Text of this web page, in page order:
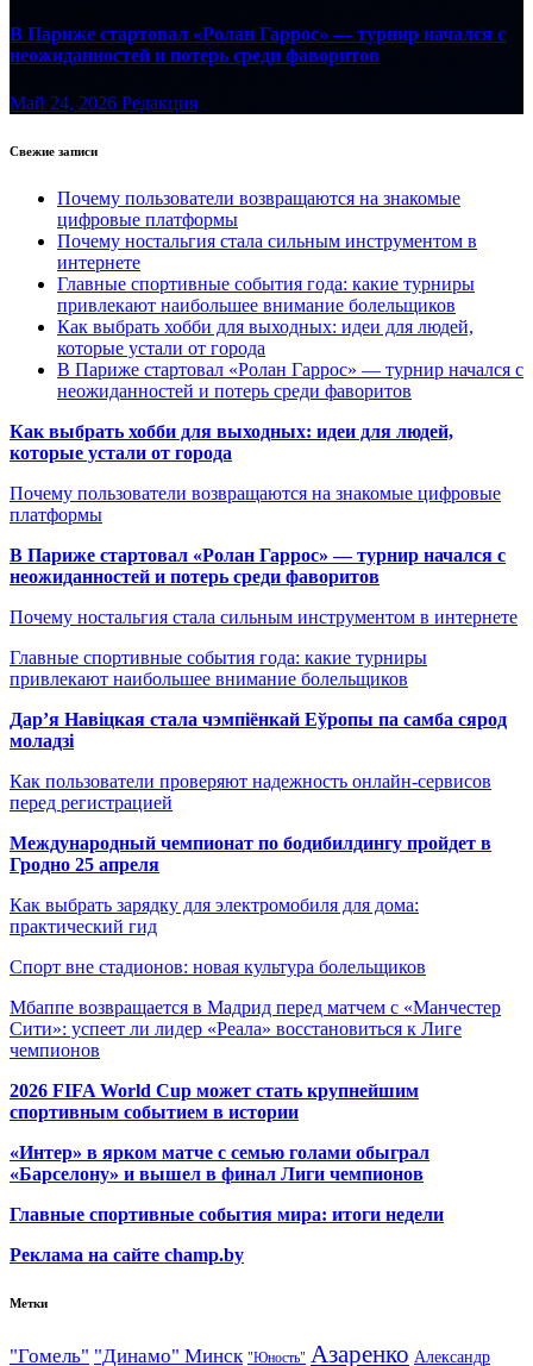
В Париже стартовал «Ролан Гаррос» — турнир начался с
неожиданностей и потерь среди фаворитов
Май 24, 2026 Редакция
Свежие записи
Почему пользователи возвращаются на знакомые
цифровые платформы
Почему ностальгия стала сильным инструментом в
интернете
Главные спортивные события года: какие турниры
привлекают наибольшее внимание болельщиков
Как выбрать хобби для выходных: идеи для людей,
которые устали от города
В Париже стартовал «Ролан Гаррос» — турнир начался с
неожиданностей и потерь среди фаворитов
Как выбрать хобби для выходных: идеи для людей,
которые устали от города
Почему пользователи возвращаются на знакомые цифровые
платформы
В Париже стартовал «Ролан Гаррос» — турнир начался с
неожиданностей и потерь среди фаворитов
Почему ностальгия стала сильным инструментом в интернете
Главные спортивные события года: какие турниры
привлекают наибольшее внимание болельщиков
Дар’я Навіцкая стала чэмпіёнкай Еўропы па самба сярод
моладзі
Как пользователи проверяют надежность онлайн-сервисов
перед регистрацией
Международный чемпионат по бодибилдингу пройдет в
Гродно 25 апреля
Как выбрать зарядку для электромобиля для дома:
практический гид
Спорт вне стадионов: новая культура болельщиков
Мбаппе возвращается в Мадрид перед матчем с «Манчестер
Сити»: успеет ли лидер «Реала» восстановиться к Лиге
чемпионов
2026 FIFA World Cup может стать крупнейшим
спортивным событием в истории
«Интер» в ярком матче с семью голами обыграл
«Барселону» и вышел в финал Лиги чемпионов
Главные спортивные события мира: итоги недели
Реклама на сайте champ.by
Метки
"Гомель" "Динамо" Минск "Юность" Азаренко Александр